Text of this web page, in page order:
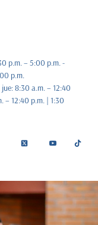
p.m. – 5:00 p.m. -
p.m.
8:30 a.m. – 12:40
– 12:40 p.m. | 1:30